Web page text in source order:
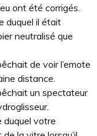
ont été corrigés.
duquel il était
neutralisé que
de voir l’emote
distance.
un spectateur
duquel votre